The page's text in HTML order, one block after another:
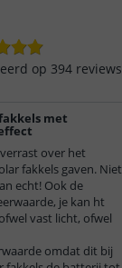
op 394 reviews
met
over het
fakkels gaven. Niet
echt! Ook de
je kan ht
vast licht, ofwel
omdat dit bij